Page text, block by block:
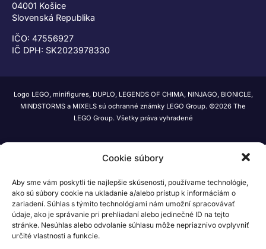
Cookie súbory
Aby sme vám poskytli tie najlepšie skúsenosti, používame technológie,
ako sú súbory cookie na ukladanie a/alebo prístup k informáciám o
zariadení. Súhlas s týmito technológiami nám umožní spracovávať
údaje, ako je správanie pri prehliadaní alebo jedinečné ID na tejto
stránke. Nesúhlas alebo odvolanie súhlasu môže nepriaznivo ovplyvniť
určité vlastnosti a funkcie.
04001 Košice
Slovenská Republika
IČO: 47556927
IČ DPH: SK2023978330
Logo LEGO, minifigures, DUPLO, LEGENDS OF CHIMA, NINJAGO, BIONICLE,
MINDSTORMS a MIXELS sú ochranné známky LEGO Group. ©2026 The
LEGO Group. Všetky práva vyhradené